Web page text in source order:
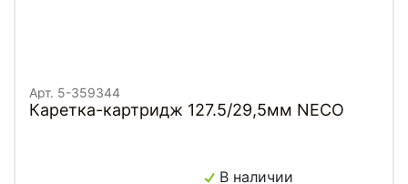
Арт. 5-359344
Каретка-картридж 127.5/29,5мм NECO
В наличии